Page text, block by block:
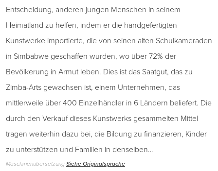
Entscheidung, anderen jungen Menschen in seinem
Heimatland zu helfen, indem er die handgefertigten
Kunstwerke importierte, die von seinen alten Schulkameraden
in Simbabwe geschaffen wurden, wo über 72% der
Bevölkerung in Armut leben. Dies ist das Saatgut, das zu
Zimba-Arts gewachsen ist, einem Unternehmen, das
mittlerweile über 400 Einzelhändler in 6 Ländern beliefert. Die
durch den Verkauf dieses Kunstwerks gesammelten Mittel
tragen weiterhin dazu bei, die Bildung zu finanzieren, Kinder
zu unterstützen und Familien in denselben…
MaschinenübersetzungSiehe Originalsprache